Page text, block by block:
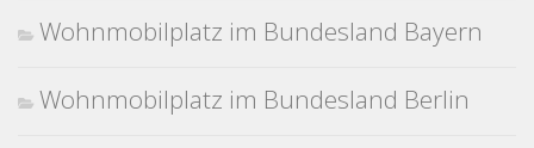
Wohnmobilplatz im Bundesland Bayern
Wohnmobilplatz im Bundesland Berlin